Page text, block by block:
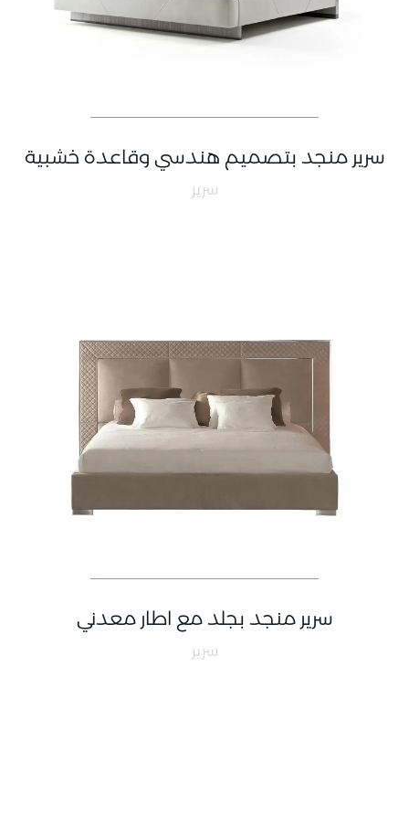
سرير منجد بتصميم هندسي وقاعدة خشبية
سرير
سرير منجد بجلد مع اطار معدني
سرير